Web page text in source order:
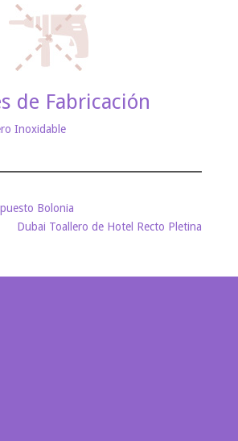
de Fabricación
Inoxidable
Bolonia
Dubai Toallero de Hotel Recto Pletina